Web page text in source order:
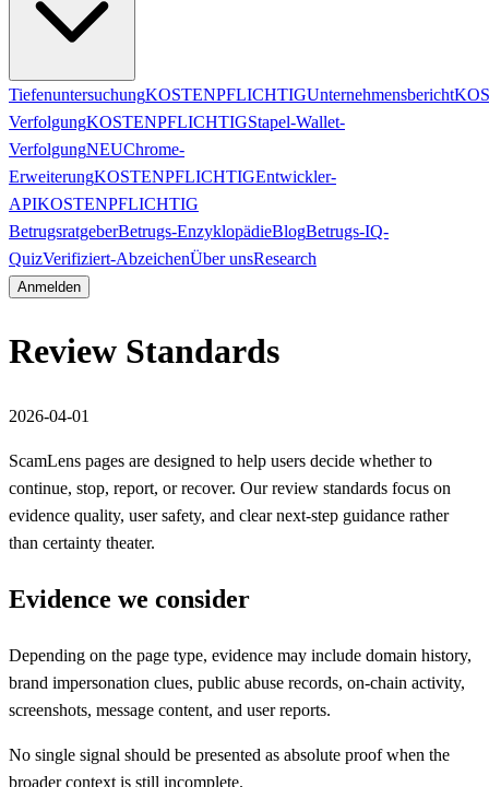
TiefenuntersuchungKOSTENPFLICHTIGUnternehmensbericht
VerfolgungKOSTENPFLICHTIGStapel-Wallet-
VerfolgungNEUChrome-
ErweiterungKOSTENPFLICHTIGEntwickler-
APIKOSTENPFLICHTIG
BetrugsratgeberBetrugs-EnzyklopädieBlogBetrugs-IQ-
QuizVerifiziert-AbzeichenÜber unsResearch
Anmelden
Review Standards
2026-04-01
ScamLens pages are designed to help users decide whether to
continue, stop, report, or recover. Our review standards focus on
evidence quality, user safety, and clear next-step guidance rather
than certainty theater.
Evidence we consider
Depending on the page type, evidence may include domain history,
brand impersonation clues, public abuse records, on-chain activity,
screenshots, message content, and user reports.
No single signal should be presented as absolute proof when the
broader context is still incomplete.